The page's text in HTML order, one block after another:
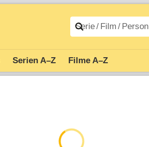
Serien A–Z Filme A–Z